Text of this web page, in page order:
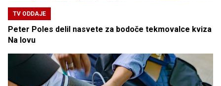
TV ODDAJE
Peter Poles delil nasvete za bodoče tekmovalce kviza
Na lovu